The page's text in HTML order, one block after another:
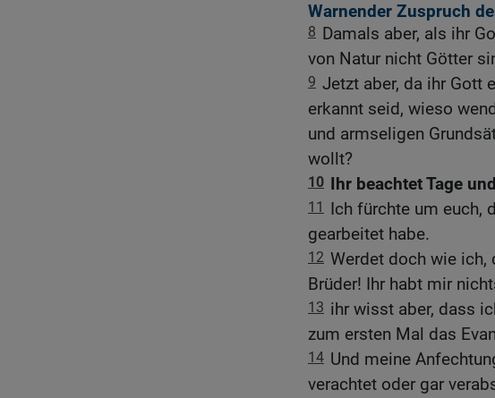
Warnender Zuspruch
8 Damals aber, als ihr
von Natur nicht Götter
9 Jetzt aber, da ihr Gott
erkannt seid, wieso
und armseligen
wollt?
10 Ihr beachtet Tage
11
Ich fürchte um euch,
gearbeitet habe.
12 Werdet doch wie ich,
Brüder! Ihr habt mir
13 ihr wisst aber, dass
zum ersten Mal das
14 Und meine
verachtet oder gar